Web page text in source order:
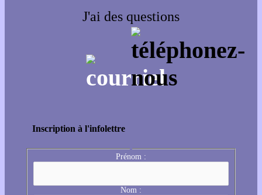
J'ai des questions
Inscription à l'infolettre
Prénom :
Nom :